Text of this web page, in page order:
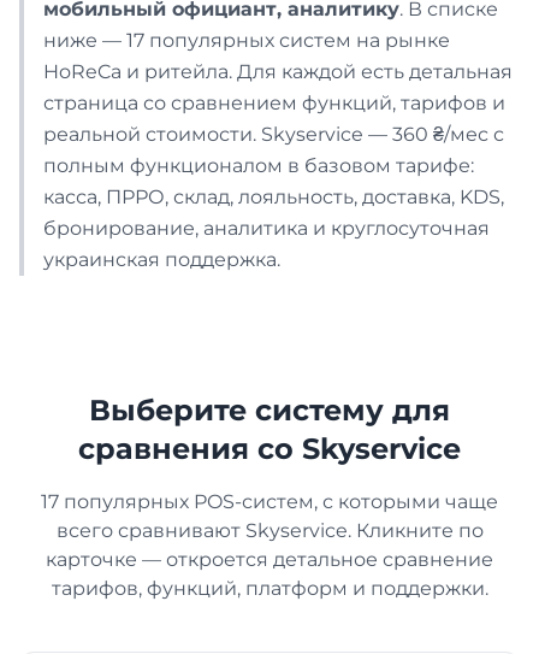
Интеграции
обеспечивающие работу
Аптека
ПРОИЗВОДСТВО
Пекарня
Кондитерская
Франшиза
Доставка еды
мобильный официант, аналитику. В списке
ниже — 17 популярных систем на рынке
HoReCa и ритейла. Для каждой есть детальная
страница со сравнением функций, тарифов и
реальной стоимости. Skyservice — 360 ₴/мес с
полным функционалом в базовом тарифе:
касса, ПРРО, склад, лояльность, доставка, KDS,
бронирование, аналитика и круглосуточная
украинская поддержка.
Выберите систему для
сравнения со Skyservice
17 популярных POS-систем, с которыми чаще
всего сравнивают Skyservice. Кликните по
карточке — откроется детальное сравнение
тарифов, функций, платформ и поддержки.